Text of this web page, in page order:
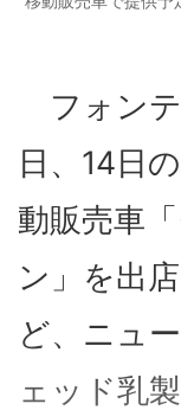
フォンテ
日、14日
動販売車
ン」を出
ど、ニュ
ェッド乳